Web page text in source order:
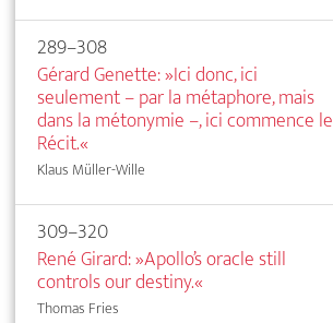
289–308
Gérard Genette: »Ici donc, ici
seulement – par la métaphore, mais
dans la métonymie –, ici commence le
Récit.«
Klaus Müller-Wille
309–320
René Girard: »Apollo’s oracle still
controls our destiny.«
Thomas Fries